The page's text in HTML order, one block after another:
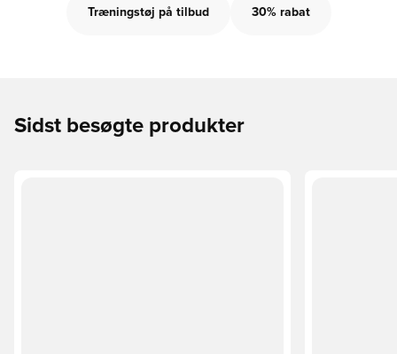
Træningstøj på tilbud 30% rabat
Sidst besøgte produkter